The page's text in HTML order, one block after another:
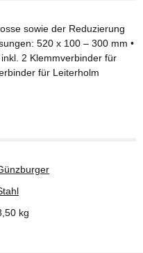
sowie der Reduzierung
520 x 100 – 300 mm •
2 Klemmverbinder für
für Leiterholm
kg